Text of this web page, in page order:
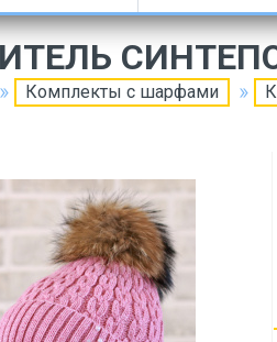
Комплекты с шарфами